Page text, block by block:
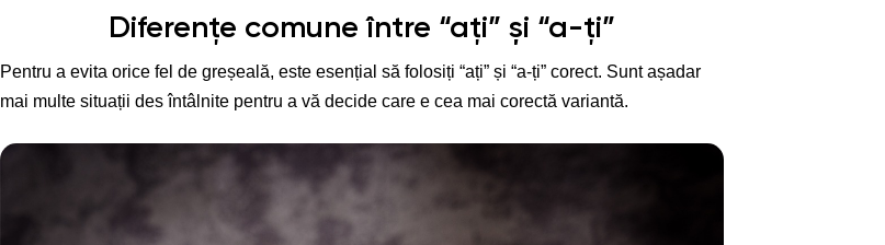
Diferențe comune între “ați” și “a-ți”
Pentru a evita orice fel de greșeală, este esențial să folosiți “ați” și “a-ți” corect. Sunt așadar
mai multe situații des întâlnite pentru a vă decide care e cea mai corectă variantă.